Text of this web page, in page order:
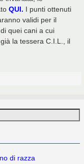
QUI. I punti ottenuti
validi per il
quei cani a cui
la tessera C.I.L., il
di razza